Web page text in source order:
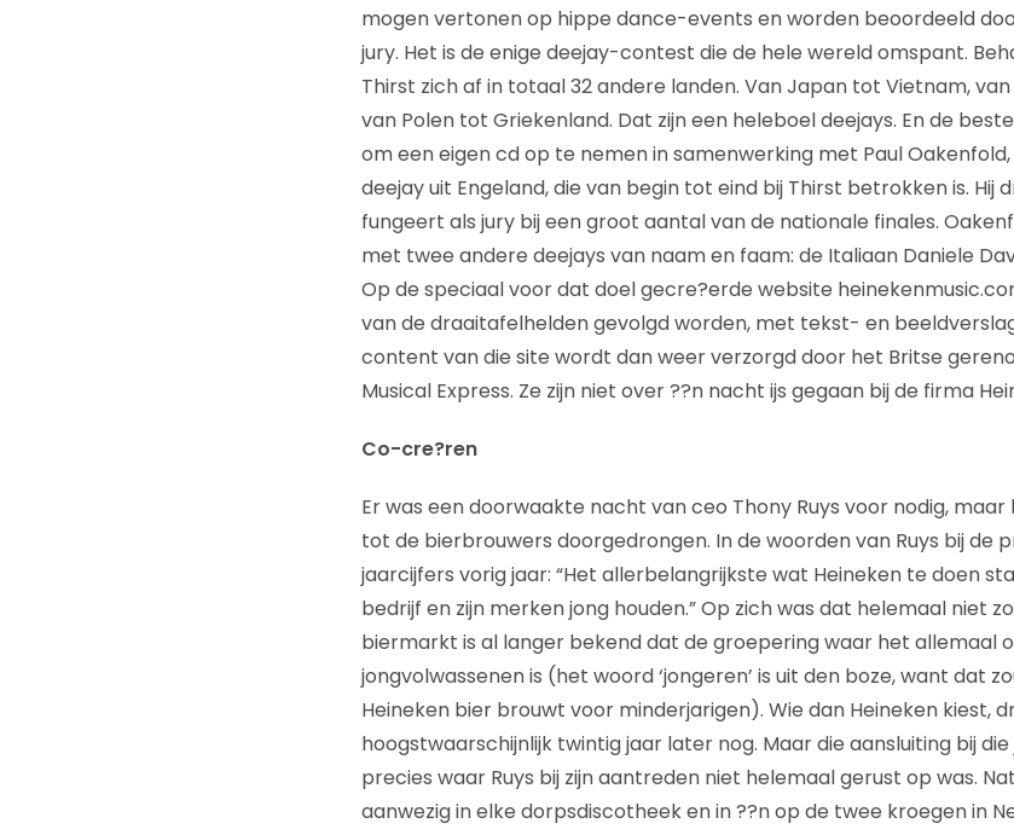
mogen vertonen op hippe dance-events en worden beoordeeld
jury. Het is de enige deejay-contest die de hele wereld omspant.
Thirst zich af in totaal 32 andere landen. Van Japan tot Vietnam,
van Polen tot Griekenland. Dat zijn een heleboel deejays. En de
om een eigen cd op te nemen in samenwerking met Paul
deejay uit Engeland, die van begin tot eind bij Thirst betrokken is. Hij
fungeert als jury bij een groot aantal van de nationale finales.
met twee andere deejays van naam en faam: de Italiaan Daniele
Op de speciaal voor dat doel gecre?erde website
van de draaitafelhelden gevolgd worden, met tekst- en
content van die site wordt dan weer verzorgd door het Britse
Musical Express. Ze zijn niet over ??n nacht ijs gegaan bij de firma
Co-cre?ren
Er was een doorwaakte nacht van ceo Thony Ruys voor nodig,
tot de bierbrouwers doorgedrongen. In de woorden van Ruys bij de
jaarcijfers vorig jaar: “Het allerbelangrijkste wat Heineken te doen
bedrijf en zijn merken jong houden.” Op zich was dat helemaal niet
biermarkt is al langer bekend dat de groepering waar het allemaal
jongvolwassenen is (het woord ‘jongeren’ is uit den boze, want dat
Heineken bier brouwt voor minderjarigen). Wie dan Heineken kiest,
hoogstwaarschijnlijk twintig jaar later nog. Maar die aansluiting bij
precies waar Ruys bij zijn aantreden niet helemaal gerust op was.
aanwezig in elke dorpsdiscotheek en in ??n op de twee kroegen in